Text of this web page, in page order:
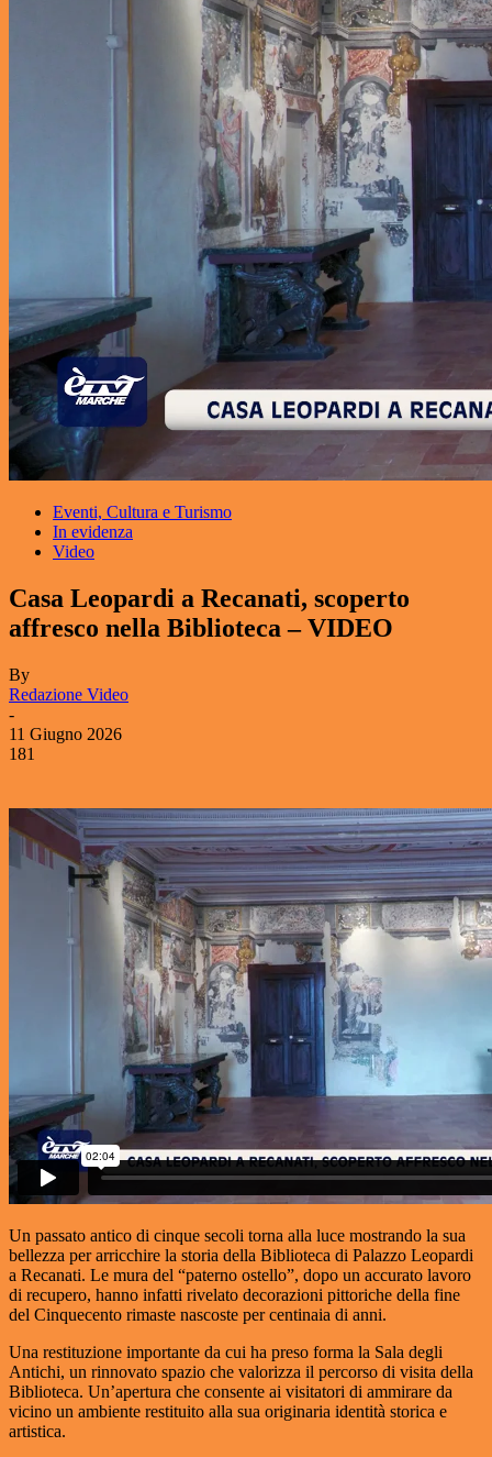
Eventi, Cultura e Turismo
In evidenza
Video
Casa Leopardi a Recanati, scoperto
affresco nella Biblioteca – VIDEO
By
Redazione Video
-
11 Giugno 2026
181
Un passato antico di cinque secoli torna alla luce mostrando la sua
bellezza per arricchire la storia della Biblioteca di Palazzo Leopardi
a Recanati. Le mura del “paterno ostello”, dopo un accurato lavoro
di recupero, hanno infatti rivelato decorazioni pittoriche della fine
del Cinquecento rimaste nascoste per centinaia di anni.
Una restituzione importante da cui ha preso forma la Sala degli
Antichi, un rinnovato spazio che valorizza il percorso di visita della
Biblioteca. Un’apertura che consente ai visitatori di ammirare da
vicino un ambiente restituito alla sua originaria identità storica e
artistica.